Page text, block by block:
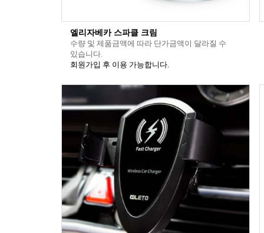
엘리자베카 스파클 크림
수량 및 제품금액에 따라 단가금액이 달라질 수
있습니다.
회원가입 후 이용 가능합니다.